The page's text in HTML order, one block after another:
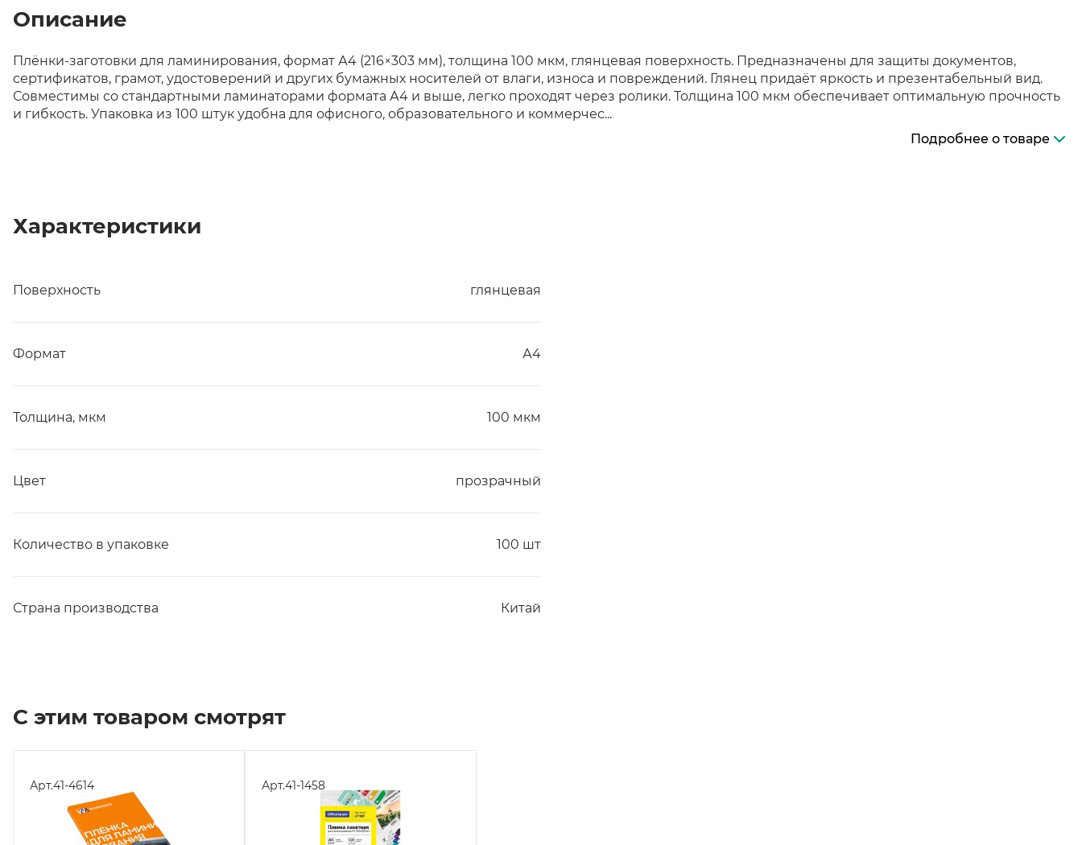
Описание
Плёнки-заготовки для ламинирования, формат А4 (216×303 мм), толщина 100 мкм, глянцевая поверхность. Предназначены для защиты документов,
сертификатов, грамот, удостоверений и других бумажных носителей от влаги, износа и повреждений. Глянец придаёт яркость и презентабельный вид.
Совместимы со стандартными ламинаторами формата А4 и выше, легко проходят через ролики. Толщина 100 мкм обеспечивает оптимальную прочность
и гибкость. Упаковка из 100 штук удобна для офисного, образовательного и коммерчес...
Подробнее о товаре
Характеристики
Поверхность глянцевая
Формат А4
Толщина, мкм 100 мкм
Цвет прозрачный
Количество в упаковке 100 шт
Страна производства Китай
С этим товаром смотрят
Арт.41-4614 Арт.41-1458